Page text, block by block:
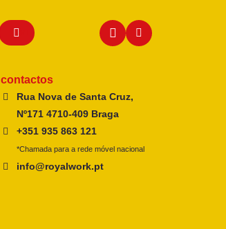
contactos
Rua Nova de Santa Cruz,
Nº171 4710-409 Braga
+351 935 863 121
*Chamada para a rede móvel nacional
info@royalwork.pt